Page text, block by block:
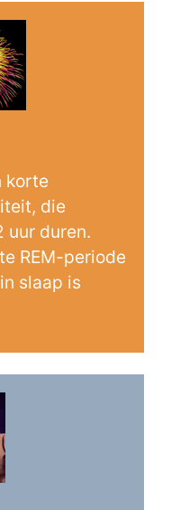
korte
die
uur duren.
REM-periode
slaap is